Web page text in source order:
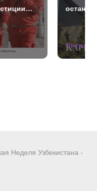
Читать
Неделя Узбекистана -